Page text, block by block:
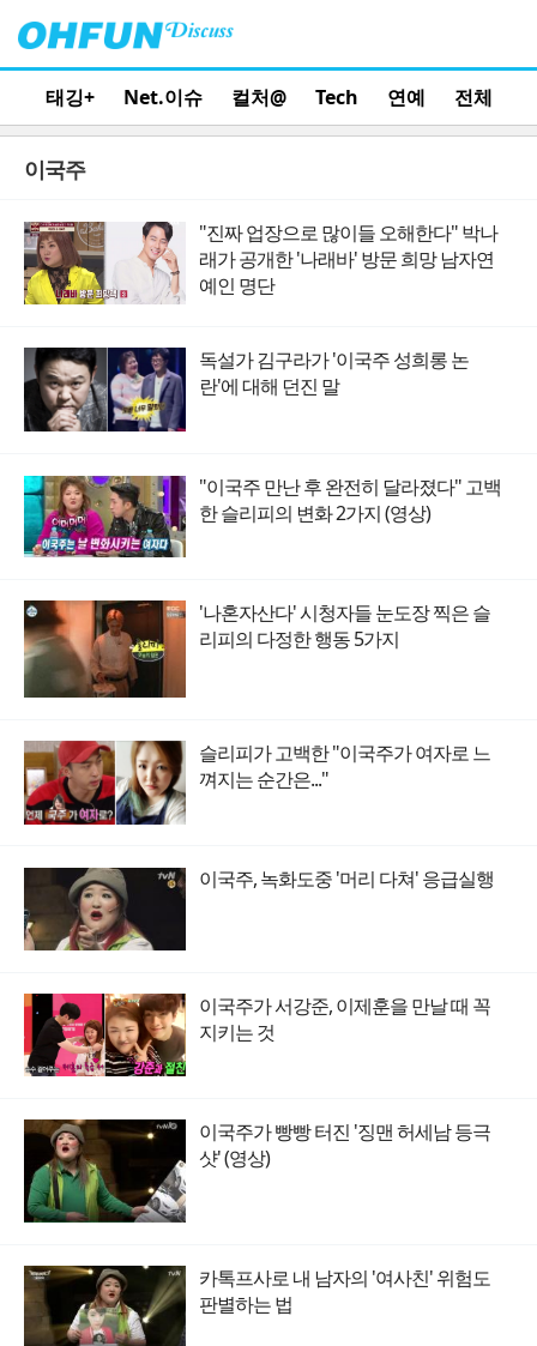
태깅+ Net.이슈 컬처@ Tech 연예 전체
이국주
"진짜 업장으로 많이들 오해한다" 박나
래가 공개한 '나래바' 방문 희망 남자연
예인 명단
독설가 김구라가 '이국주 성희롱 논
란'에 대해 던진 말
"이국주 만난 후 완전히 달라졌다" 고백
한 슬리피의 변화 2가지 (영상)
'나혼자산다' 시청자들 눈도장 찍은 슬
리피의 다정한 행동 5가지
슬리피가 고백한 "이국주가 여자로 느
껴지는 순간은..."
이국주, 녹화도중 '머리 다쳐' 응급실행
이국주가 서강준, 이제훈을 만날 때 꼭
지키는 것
이국주가 빵빵 터진 '징맨 허세남 등극
샷' (영상)
카톡프사로 내 남자의 '여사친' 위험도
판별하는 법